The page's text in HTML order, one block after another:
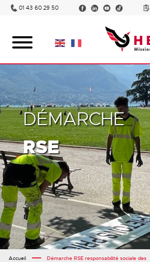
01 43 60 29 50
DÉMARCHE
RSE
Accueil Démarche RSE responsabilité sociale des